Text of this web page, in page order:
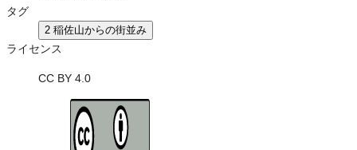
タグ
2 稲佐山からの街並み
ライセンス
CC BY 4.0